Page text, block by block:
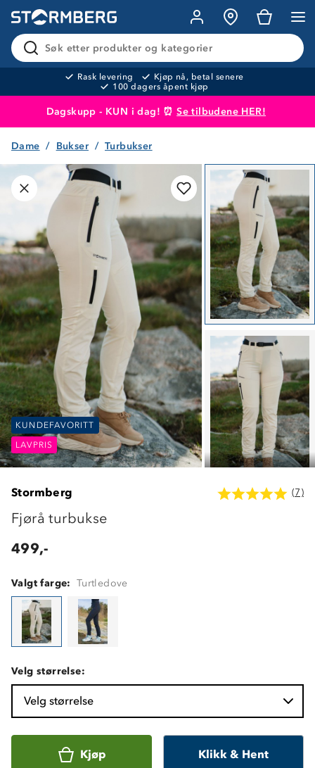
Søk etter produkter og kategorier
Rask levering
Kjøp nå, betal senere
100 dagers åpent kjøp
Dagskupp - KUN i dag! ⏰Se tilbudene HER!
Produktet er lagt i handlekurven
Dame Bukser Turbukser
KUNDEFAVORITT
LAVPRIS
KUNDEFAVORITT
LAVPRIS
KUNDEFAVORITT
LAVPRIS
Stormberg (7)
Fjørå turbukse
499,-
Valgt farge: Turtledove
Velg størrelse:
Velg størrelse
Kjøp Klikk & Hent